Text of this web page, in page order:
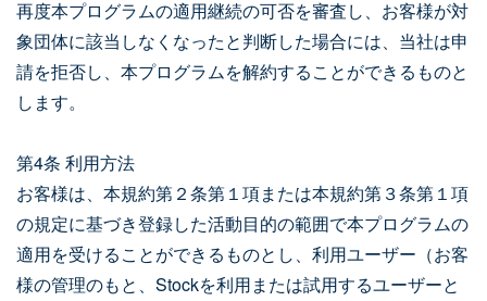
再度本プログラムの適用継続の可否を審査し、お客様が対
象団体に該当しなくなったと判断した場合には、当社は申
請を拒否し、本プログラムを解約することができるものと
します。
第4条 利用方法
お客様は、本規約第２条第１項または本規約第３条第１項
の規定に基づき登録した活動目的の範囲で本プログラムの
適用を受けることができるものとし、利用ユーザー（お客
様の管理のもと、Stockを利用または試用するユーザーと